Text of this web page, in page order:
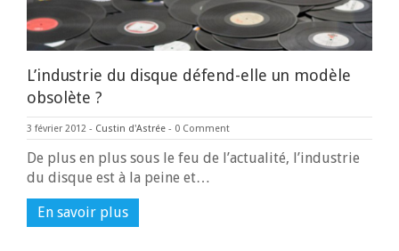
L’industrie du disque défend-elle un modèle
obsolète ?
3 février 2012 - Custin d'Astrée - 0 Comment
De plus en plus sous le feu de l’actualité, l’industrie
du disque est à la peine et…
En savoir plus